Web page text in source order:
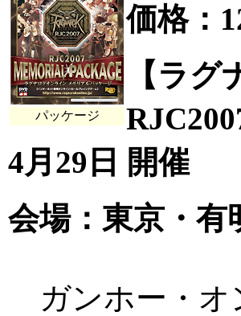
パッケージ
価格：
【ラ
4月29日 開催
会場：東京・有
ガンホー・オ